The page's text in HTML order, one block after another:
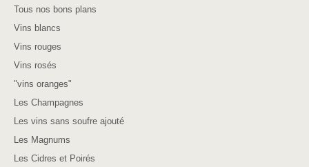
Tous nos bons plans
Vins blancs
Vins rouges
Vins rosés
"vins oranges"
Les Champagnes
Les vins sans soufre ajouté
Les Magnums
Les Cidres et Poirés